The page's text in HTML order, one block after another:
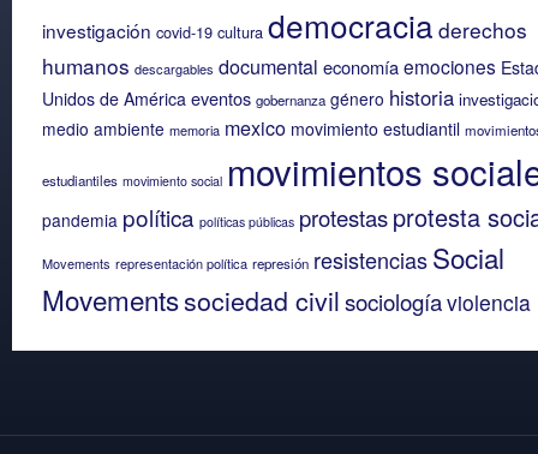
investigación covid-19 cultura democracia derechos
humanos descargables documental economíaemociones
Unidos de América eventos gobernanza género historia
medio ambiente memoria mexico movimiento estudiantil
estudiantiles movimiento social movimientos
pandemia política políticas públicas protestasprotesta
Movements representación política represión resistenciasSocial
Movementssociedad civilsociologíaviolencia